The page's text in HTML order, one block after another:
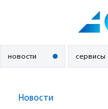
новости сервисы
Новости